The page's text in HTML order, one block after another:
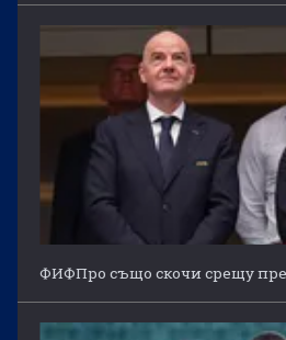
ФИФПро също скочи срещу